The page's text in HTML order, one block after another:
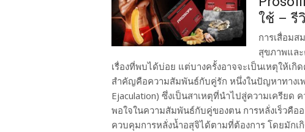
ใช้ – รี
การเสื่อมส
สุขภาพแล
เรื่องที่พบได้บ่อย แต่บางครั้งอาจจะเป็นเหตุให้เ
สำคัญคือความสัมพันธ์กับคู่รัก หนึ่งในปัญหาทางเ
Ejaculation) ซึ่งเป็นสาเหตุที่นำไปสู่ความเครียด
พอใจในความสัมพันธ์กับคู่ของตน การหลั่งเร็วคือ
ควบคุมการหลั่งน้ำอสุจิได้ตามที่ต้องการ โดยมักเกิ